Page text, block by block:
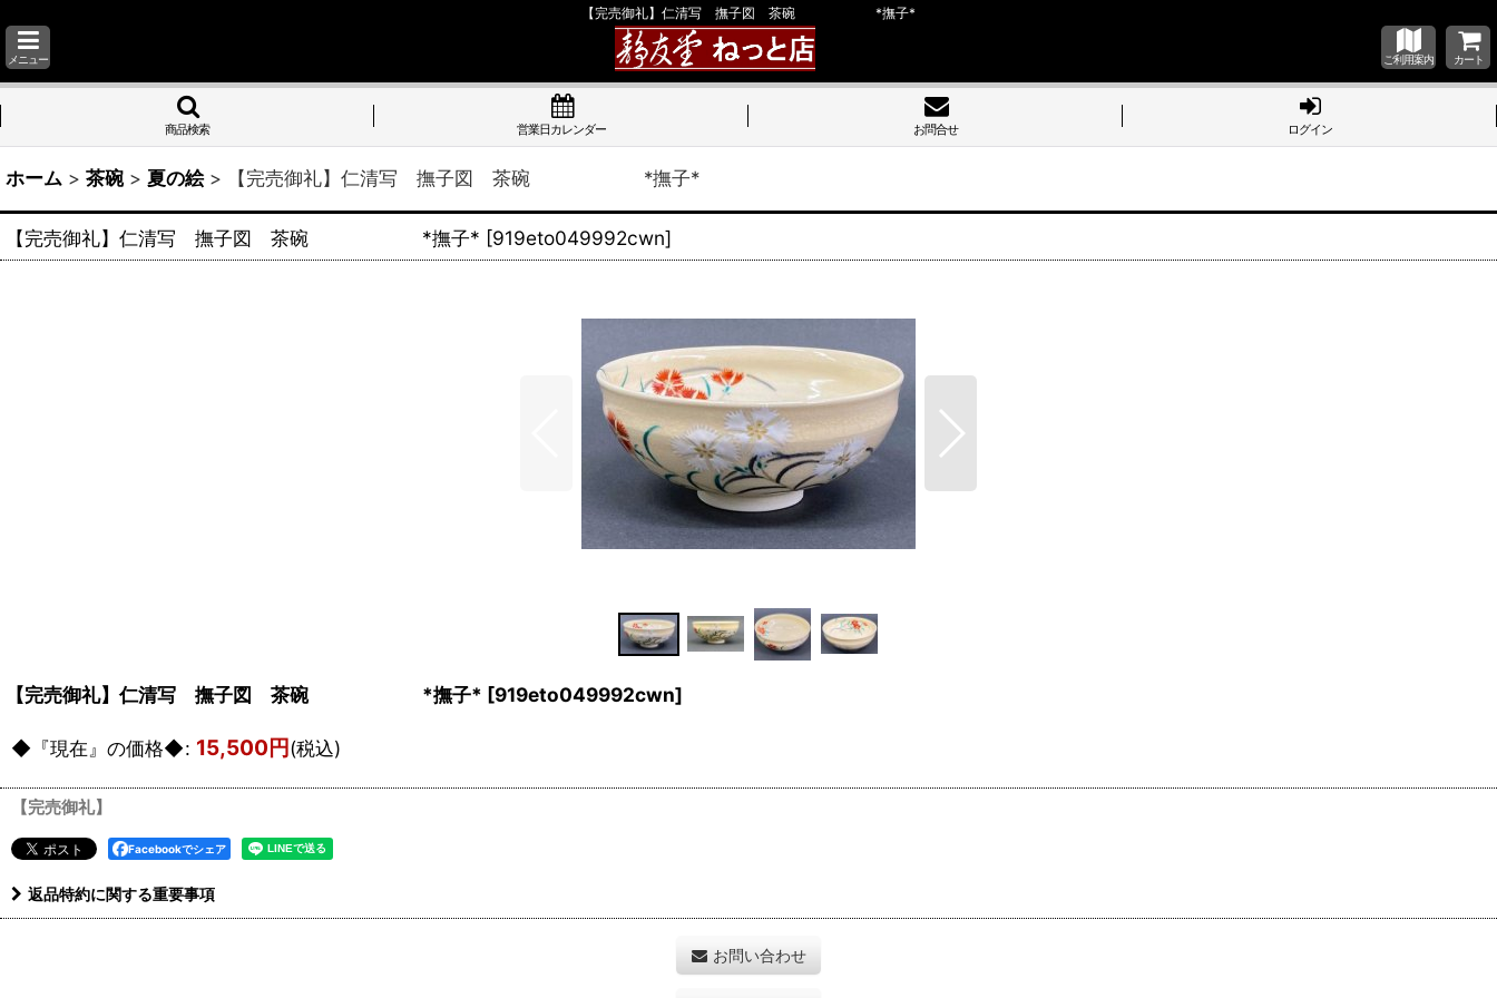
【完売御礼】仁清写 撫子図 茶碗 *撫子*
メニュー ご利用案内 カート
商品検索 営業日カレンダー お問合せ ログイン
ホーム > 茶碗 > 夏の絵 > 【完売御礼】仁清写 撫子図 茶碗 *撫子*
【完売御礼】仁清写 撫子図 茶碗 *撫子* [919eto049992cwn]
【完売御礼】仁清写 撫子図 茶碗 *撫子* [919eto049992cwn]
◆『現在』の価格◆: 15,500 円(税込)
【完売御礼】
Facebookでシェア
返品特約に関する重要事項
お問い合わせ